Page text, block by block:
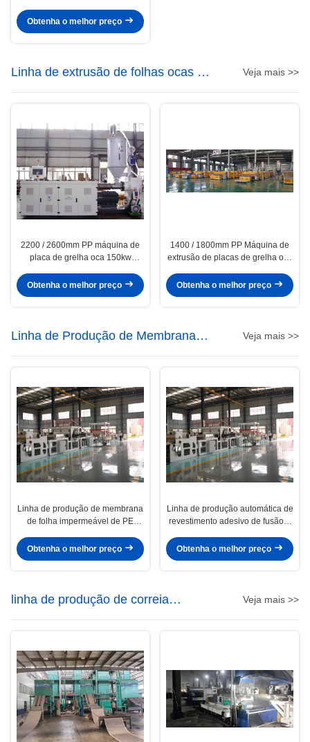
de PVC O confiável
Obtenha o melhor preço
Linha de extrusão de folhas ocas de
PP
Veja mais >>
2200 / 2600mm PP máquina de
placa de grelha oca 150kw
placa oca
Obtenha o melhor preço
1400 / 1800mm PP Máquina de
extrusão de placas de grelha oco
Obtenha o melhor preço
Linha de Produção de Membrana
Impermeabilizante
Veja mais >>
Linha de produção de membrana
de folha impermeável de PE
parafuso único
Obtenha o melhor preço
Linha de produção automática de
revestimento adesivo de fusão a
revestimento de areia
Obtenha o melhor preço
linha de produção de correia
transportadora
Veja mais >>